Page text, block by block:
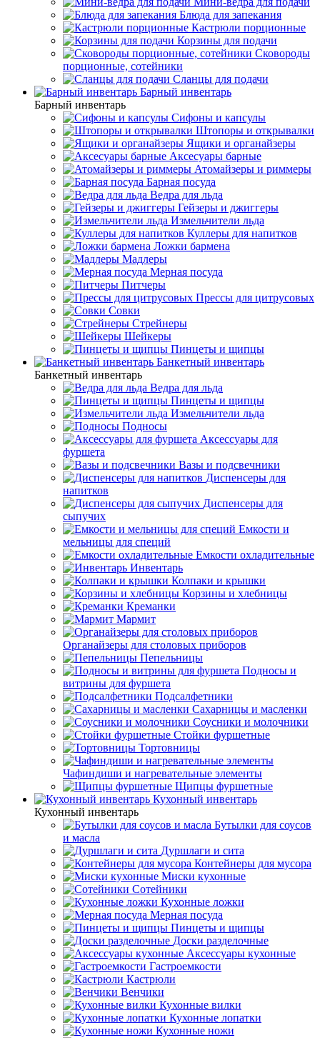
Блюда для запекания
Кастрюли порционные
Корзины для подачи
Сковороды
порционные, сотейники
Сланцы для подачи
Барный инвентарь
Барный инвентарь
Сифоны и капсулы
Штопоры и открывалки
Ящики и органайзеры
Аксесуары барные
Атомайзеры и риммеры
Барная посуда
Ведра для льда
Гейзеры и джиггеры
Измельчители льда
Куллеры для напитков
Ложки бармена
Мадлеры
Мерная посуда
Питчеры
Прессы для цитрусовых
Совки
Стрейнеры
Шейкеры
Пинцеты и щипцы
Банкетный инвентарь
Банкетный инвентарь
Ведра для льда
Пинцеты и щипцы
Измельчители льда
Подносы
Аксессуары для
фуршета
Вазы и подсвечники
Диспенсеры для
напитков
Диспенсеры для
сыпучих
Емкости и
мельницы для специй
Емкости охладительные
Инвентарь
Колпаки и крышки
Корзины и хлебницы
Креманки
Мармит
Органайзеры для столовых приборов
Пепельницы
Подносы и
витрины для фуршета
Подсалфетники
Сахарницы и масленки
Соусники и молочники
Стойки фуршетные
Тортовницы
Чафиндиши и нагревательные элементы
Щипцы фуршетные
Кухонный инвентарь
Кухонный инвентарь
Бутылки для соусов
и масла
Дуршлаги и сита
Контейнеры для мусора
Миски кухонные
Сотейники
Кухонные ложки
Мерная посуда
Пинцеты и щипцы
Доски разделочные
Аксессуары кухонные
Гастроемкости
Кастрюли
Венчики
Кухонные вилки
Кухонные лопатки
Кухонные ножи